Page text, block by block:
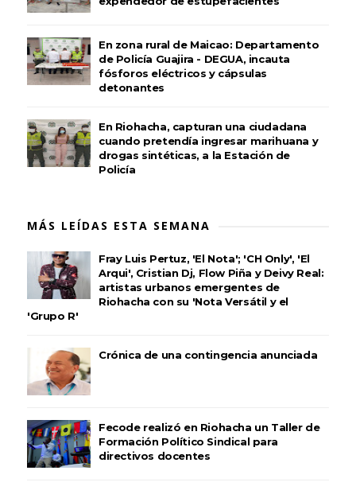
En zona rural de Maicao: Departamento
de Policía Guajira - DEGUA, incauta
fósforos eléctricos y cápsulas
detonantes
En Riohacha, capturan una ciudadana
cuando pretendía ingresar marihuana y
drogas sintéticas, a la Estación de
Policía
MÁS LEÍDAS ESTA SEMANA
Fray Luis Pertuz, 'El Nota'; 'CH Only', 'El
Arqui', Cristian Dj, Flow Piña y Deivy Real:
artistas urbanos emergentes de
Riohacha con su 'Nota Versátil y el
'Grupo R'
Crónica de una contingencia anunciada
Fecode realizó en Riohacha un Taller de
Formación Político Sindical para
directivos docentes